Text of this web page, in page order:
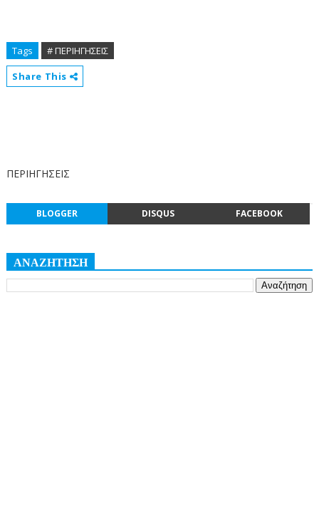
Tags
# ΠΕΡΙΗΓΗΣΕΙΣ
Share This
ΠΕΡΙΗΓΗΣΕΙΣ
BLOGGER DISQUS FACEBOOK
ΑΝΑΖΗΤΗΣΗ